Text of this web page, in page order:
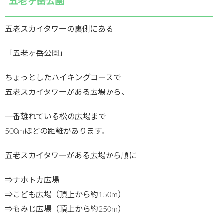
五老スカイタワーの裏側にある
「五老ヶ岳公園」
ちょっとしたハイキングコースで
五老スカイタワーがある広場から、
一番離れている松の広場まで
500mほどの距離があります。
五老スカイタワーがある広場から順に
⇒ナホトカ広場
⇒こども広場（頂上から約150m）
⇒もみじ広場（頂上から約250m）